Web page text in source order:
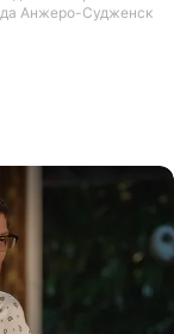
Анжеро-Судженск